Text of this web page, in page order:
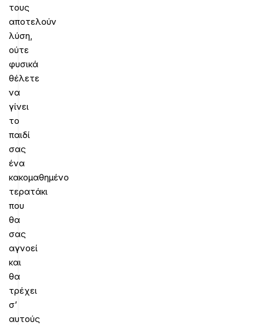
τους
αποτελούν
λύση,
ούτε
φυσικά
θέλετε
να
γίνει
το
παιδί
σας
ένα
κακομαθημένο
τερατάκι
που
θα
σας
αγνοεί
και
θα
τρέχει
σ’
αυτούς